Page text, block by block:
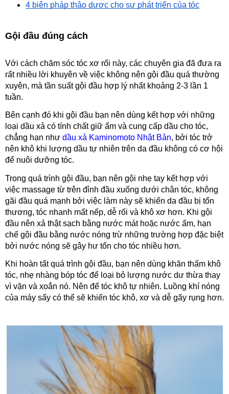
4 biện pháp thảo dược cho sự phát triển của tóc
Gội đầu đúng cách
Với cách chăm sóc tóc xơ rối này, các chuyên gia đã đưa ra
rất nhiều lời khuyên về việc không nên gội đầu quá thường
xuyên, mà tần suất gội đầu hợp lý nhất khoảng 2-3 lần 1
tuần.
Bên cạnh đó khi gội đầu bạn nên dùng kết hợp với những
loại dầu xả có tính chất giữ ẩm và cung cấp dầu cho tóc,
chẳng hạn như dầu xả Kaminomoto Nhật Bản, bởi tóc trở
nên khô khi lượng dầu tự nhiên trên da đầu không có cơ hội
để nuôi dưỡng tóc.
Trong quá trình gội đầu, bạn nên gội nhẹ tay kết hợp với
việc massage từ trên đỉnh đầu xuống dưới chân tóc, không
gãi đầu quá mạnh bởi việc làm này sẽ khiến da đầu bị tổn
thương, tóc nhanh mất nếp, dễ rối và khô xơ hơn. Khi gội
đầu nên xả thật sạch bằng nước mát hoặc nước ấm, hạn
chế gội đầu bằng nước nóng trừ những trường hợp đặc biệt
bởi nước nóng sẽ gây hư tổn cho tóc nhiều hơn.
Khi hoàn tất quá trình gội đầu, bạn nên dùng khăn thấm khô
tóc, nhẹ nhàng bóp tóc để loại bỏ lượng nước dư thừa thay
vì vặn và xoắn nó. Nên để tóc khô tự nhiên. Luồng khí nóng
của máy sấy có thể sẽ khiến tóc khô, xơ và dễ gãy rụng hơn.